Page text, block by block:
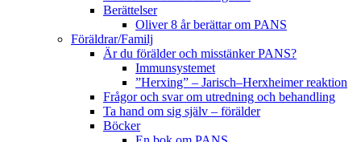
Berättelser
Oliver 8 år berättar om PANS
Föräldrar/Familj
Är du förälder och misstänker PANS?
Immunsystemet
”Herxing” – Jarisch–Herxheimer reaktion
Frågor och svar om utredning och behandling
Ta hand om sig själv – förälder
Böcker